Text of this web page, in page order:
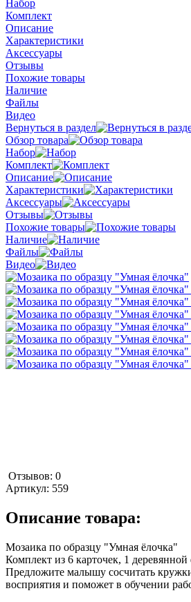
Набор
Комплект
Описание
Характеристики
Аксессуары
Отзывы
Похожие товары
Наличие
Файлы
Видео
Вернуться в раздел
Обзор товара
Набор
Комплект
Описание
Характеристики
Аксессуары
Отзывы
Похожие товары
Наличие
Файлы
Видео
Отзывов: 0
Артикул: 559
Описание товара:
Мозаика по образцу "Умная ёлочка"
Комплект из 6 карточек, 1
Предложите малышу сосчитать
восприятия и поможет в обучении